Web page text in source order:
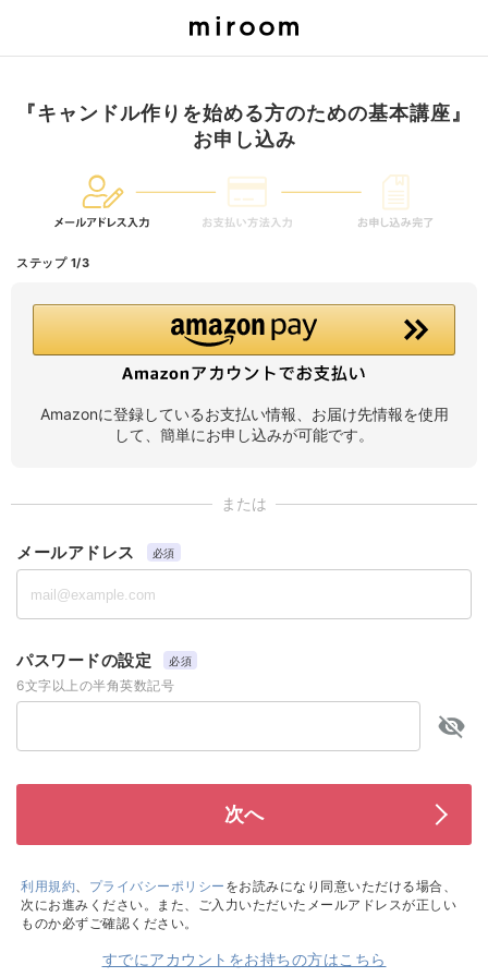
『キャンドル作りを始める方のための基本講座』
お申し込み
ステップ 1/3
Amazonに登録しているお支払い情報、お届け先情報を使用
して、簡単にお申し込みが可能です。
または
メールアドレス 必須
パスワードの設定 必須
6文字以上の半角英数記号
利用規約、 プライバシーポリシー をお読みになり同意いただける場合、
次にお進みください。また、ご入力いただいたメールアドレスが正しい
ものか必ずご確認ください。
すでにアカウントをお持ちの方はこちら